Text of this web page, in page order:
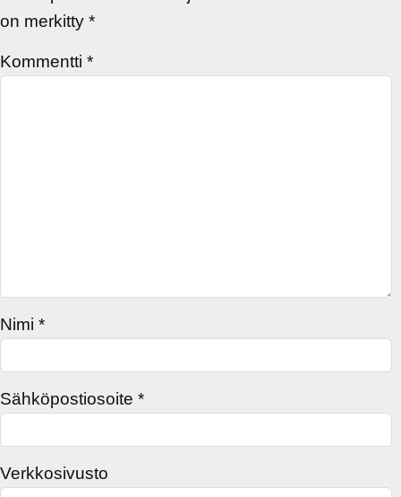
on merkitty *
Kommentti *
Nimi *
Sähköpostiosoite *
Verkkosivusto